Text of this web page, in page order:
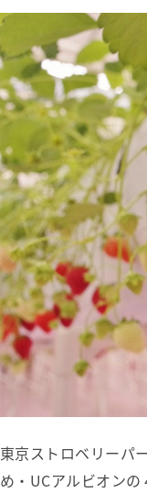
東京ストロベリーパ
め・UCアルビオンの